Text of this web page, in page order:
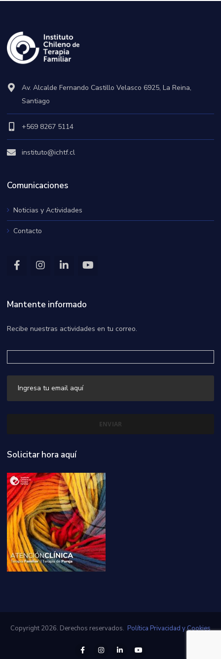
Av. Alcalde Fernando Castillo Velasco 6925, La Reina,
Santiago
+569 8267 5114
instituto@ichtf.cl
Comunicaciones
Noticias y Actividades
Contacto
Mantente informado
Recibe nuestras actividades en tu correo.
Solicitar hora aquí
Copyright 2026. Derechos reservados. Política Privacidad y Cookies